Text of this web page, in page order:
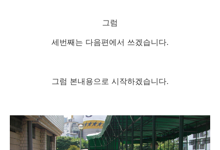
그럼
세번째는 다음편에서 쓰겠습니다.
그럼 본내용으로 시작하겠습니다.